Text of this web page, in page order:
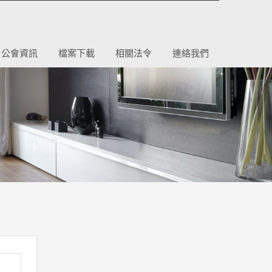
公會資訊 檔案下載 相關法令 連絡我們